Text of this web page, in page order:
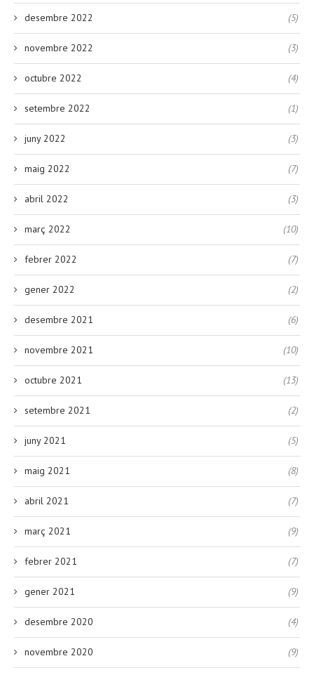
desembre 2022 (5)
novembre 2022 (3)
octubre 2022 (4)
setembre 2022 (1)
juny 2022 (3)
maig 2022 (7)
abril 2022 (3)
març 2022 (10)
febrer 2022 (7)
gener 2022 (2)
desembre 2021 (6)
novembre 2021 (10)
octubre 2021 (13)
setembre 2021 (2)
juny 2021 (5)
maig 2021 (8)
abril 2021 (7)
març 2021 (9)
febrer 2021 (7)
gener 2021 (9)
desembre 2020 (4)
novembre 2020 (9)